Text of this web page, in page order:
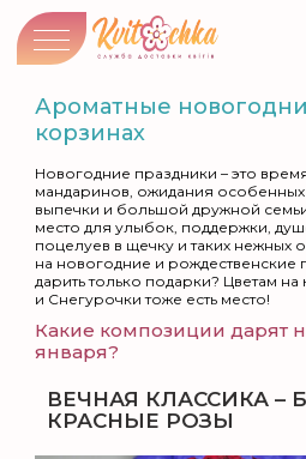
Ароматные
корзинах
Новогодние праздники – это
мандаринов, ожидания особенных
выпечки и большой дружной
место для улыбок, поддержки,
поцелуев в щечку и таких нежных
на новогодние и рождественские
дарить только подарки? Цветам
и Снегурочки тоже есть место!
Какие композиции дарят
января?
ВЕЧНАЯ КЛАССИКА –
КРАСНЫЕ РОЗЫ